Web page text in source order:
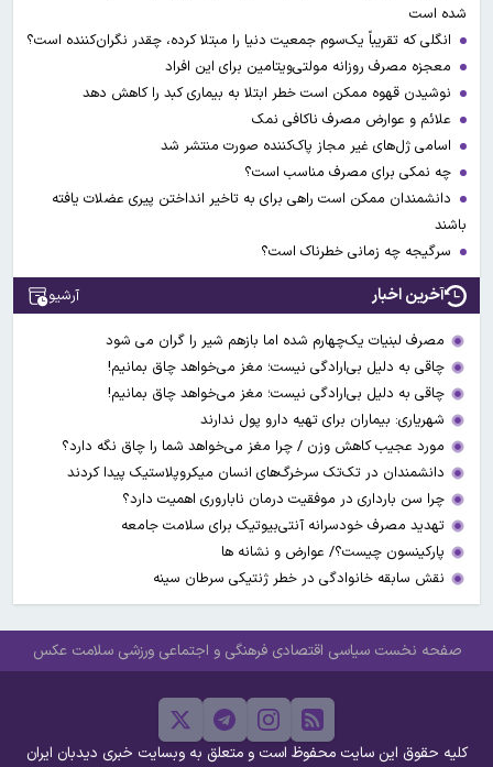
شده است
انگلی که تقریباً یک‌سوم جمعیت دنیا را مبتلا کرده، چقدر نگران‌کننده است؟
معجزه مصرف روزانه مولتی‌ویتامین برای این افراد
نوشیدن قهوه ممکن است خطر ابتلا به بیماری کبد را کاهش دهد
علائم و عوارض مصرف ناکافی نمک
اسامی ژل‌های غیر مجاز پاک‌کننده صورت منتشر شد
چه نمکی برای مصرف مناسب است؟
دانشمندان ممکن است راهی برای به تاخیر انداختن پیری عضلات یافته
باشند
سرگیجه چه زمانی خطرناک است؟
آخرین اخبار آرشیو
مصرف لبنیات یک‌چهارم شده اما بازهم شیر را گران می‌ شود
چاقی به دلیل بی‌ارادگی نیست؛ مغز می‌خواهد چاق بمانیم!
چاقی به دلیل بی‌ارادگی نیست؛ مغز می‌خواهد چاق بمانیم!
شهریاری: بیماران برای تهیه دارو پول ندارند
مورد عجیب کاهش وزن / چرا مغز می‌خواهد شما را چاق نگه دارد؟
دانشمندان در تک‌تک سرخرگ‌های انسان میکروپلاستیک پیدا کردند
چرا سن بارداری در موفقیت درمان ناباروری اهمیت دارد؟
تهدید مصرف خودسرانه آنتی‌بیوتیک‌‌ برای سلامت جامعه
پارکینسون چیست؟/ عوارض و نشانه ها
نقش سابقه خانوادگی در خطر ژنتیکی سرطان سینه
صفحه نخست سیاسی اقتصادی فرهنگی و اجتماعی ورزشی سلامت عکس
کلیه حقوق این سایت محفوظ است و متعلق به وبسایت خبری دیدبان ایران